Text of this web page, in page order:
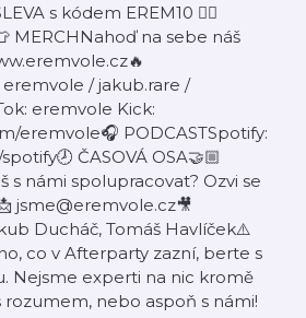
s kódem EREM10 👉🏼
MERCHNahoď na sebe náš
eremvole / jakub.rare /
eremvole Kick:
eremvole🎧 PODCASTSpotify:
ČASOVÁ OSA🤝🏼
s námi spolupracovat? Ozvi se
jsme@eremvole.cz🎥
Ducháč, Tomáš Havlíček⚠️
co v Afterparty zazní, berte s
Nejsme experti na nic kromě
rozumem, nebo aspoň s námi!